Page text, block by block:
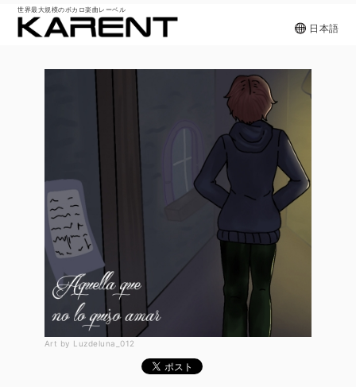
世界最大規模のボカロ楽曲レーベル
日本語
Art by Luzdeluna_012